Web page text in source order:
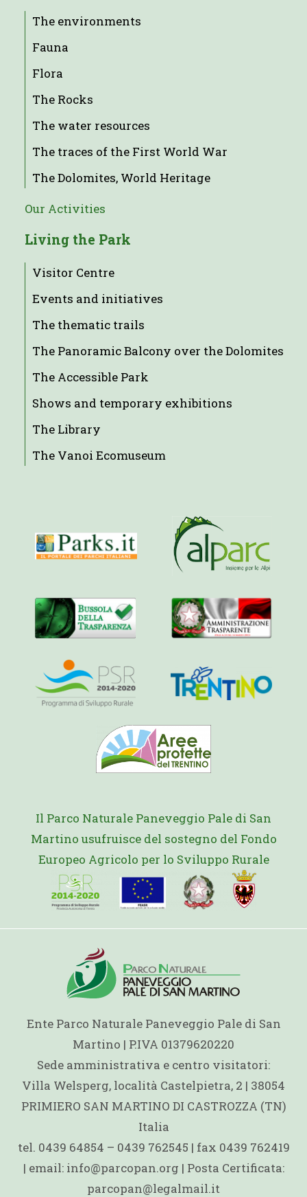
The environments
Fauna
Flora
The Rocks
The water resources
The traces of the First World War
The Dolomites, World Heritage
Our Activities
Living the Park
Visitor Centre
Events and initiatives
The thematic trails
The Panoramic Balcony over the Dolomites
The Accessible Park
Shows and temporary exhibitions
The Library
The Vanoi Ecomuseum
Il Parco Naturale Paneveggio Pale di San
Martino usufruisce del sostegno del Fondo
Europeo Agricolo per lo Sviluppo Rurale
Ente Parco Naturale Paneveggio Pale di San
Martino | P.IVA 01379620220
Sede amministrativa e centro visitatori:
Villa Welsperg, località Castelpietra, 2 | 38054
PRIMIERO SAN MARTINO DI CASTROZZA (TN)
Italia
tel. 0439 64854 – 0439 762545 | fax 0439 762419
| email: info@parcopan.org | Posta Certificata:
parcopan@legalmail.it